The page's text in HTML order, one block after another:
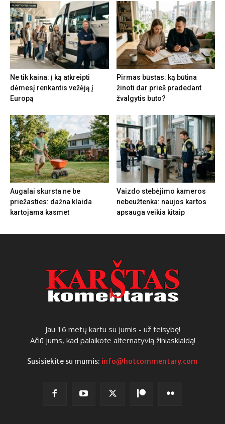
Ne tik kaina: į ką atkreipti
dėmesį renkantis vežėją į
Europą
Pirmas būstas: ką būtina
žinoti dar prieš pradedant
žvalgytis buto?
Augalai skursta ne be
priežasties: dažna klaida
kartojama kasmet
Vaizdo stebėjimo kameros
nebeužtenka: naujos kartos
apsauga veikia kitaip
Jau 16 metų kartu su jumis - už teisybę!
Ačiū jums, kad palaikote alternatyvią žiniasklaidą!
Susisiekite su mumis: info@hotcommentary.com